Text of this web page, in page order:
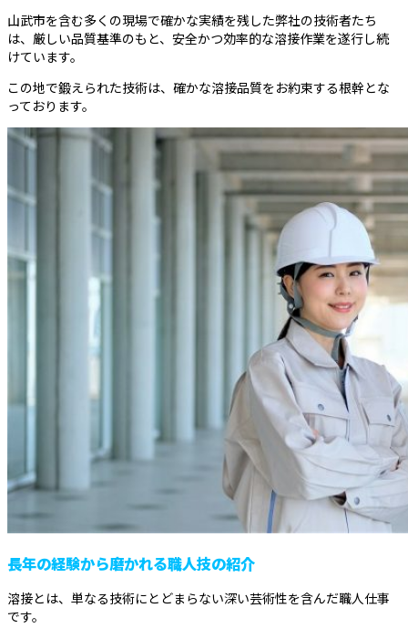
山武市を含む多くの現場で確かな実績を残した弊社の技術者たち
は、厳しい品質基準のもと、安全かつ効率的な溶接作業を遂行し続
けています。
この地で鍛えられた技術は、確かな溶接品質をお約束する根幹とな
っております。
長年の経験から磨かれる職人技の紹介
溶接とは、単なる技術にとどまらない深い芸術性を含んだ職人仕事
です。